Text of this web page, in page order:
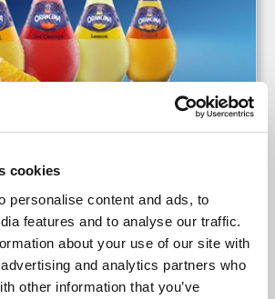
cookies
personalise content and ads, to
features and to analyse our traffic.
about your use of our site with
and analytics partners who
other information that you’ve
ュウェップスが